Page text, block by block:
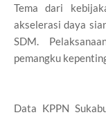
Tema dari
akselerasi daya
SDM.
pemangku
Data KPPN